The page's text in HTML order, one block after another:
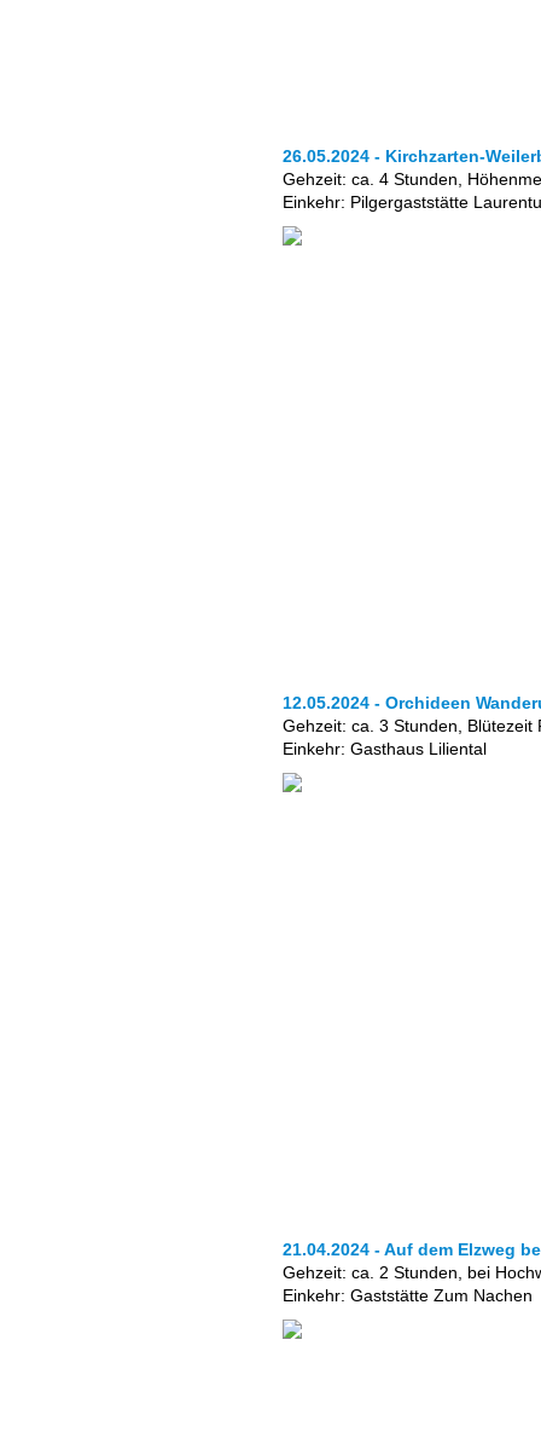
26.05.2024 - Kirchzarten-
Gehzeit: ca. 4 Stunden,
Einkehr: Pilgergaststätte
12.05.2024 - Orchideen
Gehzeit: ca. 3 Stunden,
Einkehr: Gasthaus Liliental
21.04.2024 - Auf dem Elzweg
Gehzeit: ca. 2 Stunden, bei
Einkehr: Gaststätte Zum Nachen